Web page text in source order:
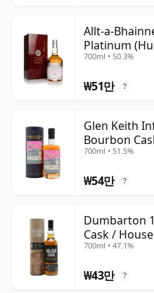
Allt-a-
Platinum
700ml • 50.3%
₩51만 ?
Glen Keith
Bourbon
700ml • 51.5%
₩54만 ?
Dumbarton
Cask /
700ml • 47.1%
₩43만 ?